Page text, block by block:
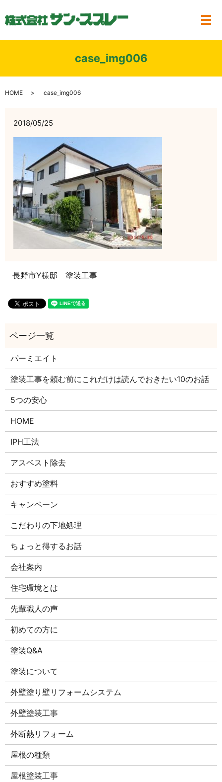
メ
case_img006
HOME case_img006
2018/05/25
長野市Y様邸 塗装工事
パーミエイト
塗装工事を頼む前にこれだけは読んでおきたい10のお話
5つの安心
HOME
IPH工法
アスベスト除去
おすすめ塗料
キャンペーン
こだわりの下地処理
ちょっと得するお話
会社案内
住宅環境とは
先輩職人の声
初めての方に
塗装Q&A
塗装について
外壁塗り壁リフォームシステム
外壁塗装工事
外断熱リフォーム
屋根の種類
屋根塗装工事